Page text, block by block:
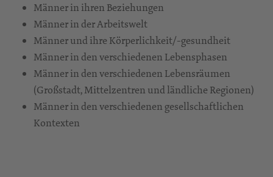
Männer in ihren Beziehungen
Männer in der Arbeitswelt
Männer und ihre Körperlichkeit/-gesundheit
Männer in den verschiedenen Lebensphasen
Männer in den verschiedenen Lebensräumen
(Großstadt, Mittelzentren und ländliche Regionen)
Männer in den verschiedenen gesellschaftlichen
Kontexten